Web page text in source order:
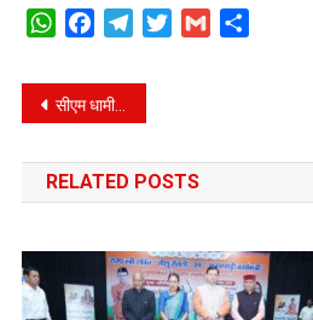
WhatsAppFacebookTelegramTwitterGmail
Post
navigation
सीएम धामी ने चयनित 221 अभ्यर्थियों को सौंपा नियुक्ति पत्र।
RELATED POSTS